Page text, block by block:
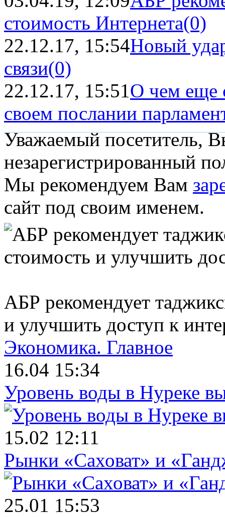
стоимость Интернета(0)
22.12.17, 15:54Новый
связи(0)
22.12.17, 15:51О чем еще
своем послании
Уважаемый посетитель,
незарегистрированный
Мы рекомендуем Вам
сайт под своим именем.
АБР рекомендует
и улучшить доступ к
Экономика. Главное
16.04 15:34
Уровень воды в Нуреке
15.02 12:11
Рынки «Саховат» и
25.01 15:53